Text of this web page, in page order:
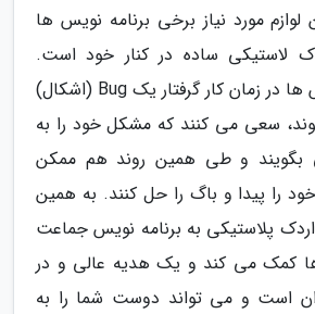
مورد نیاز برخی برنامه نویس ها
لاستیکی ساده در کنار خود است.
زمانیکه برنامه نویس ها در زمان کار گرفتار یک Bug (اشکال)
سعی می کنند که مشکل خود را به
بگویند و طی همین روند هم ممکن
را پیدا و باگ را حل کنند. به همین
پلاستیکی به برنامه نویس جماعت
کمک می کند و یک هدیه عالی و در
است و می تواند دوست شما را به